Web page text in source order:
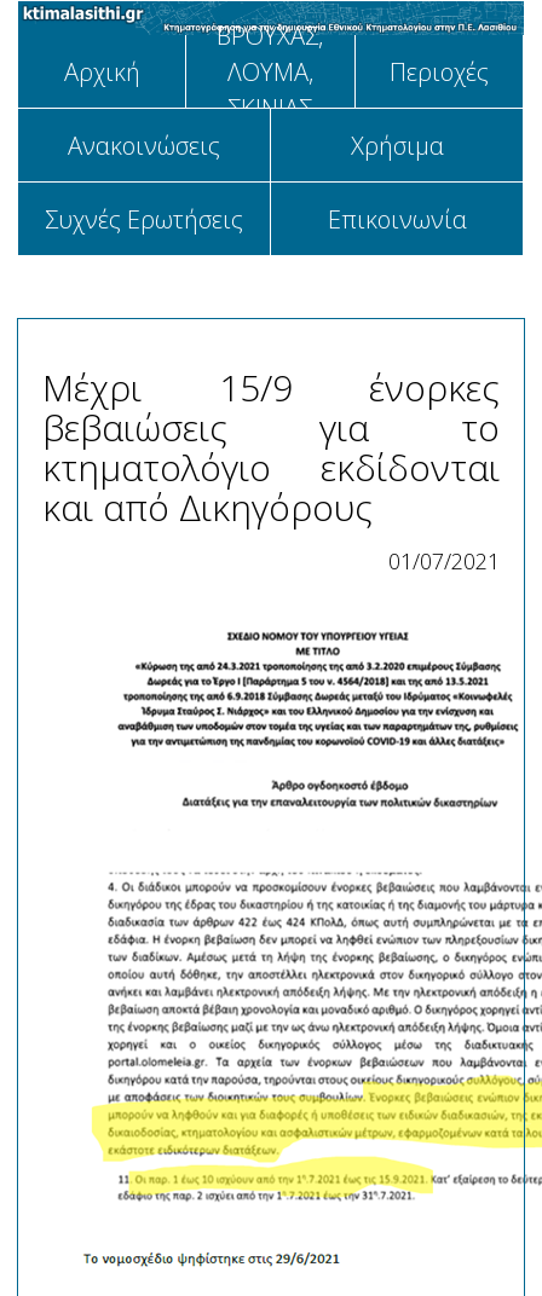
Αρχική
ΒΡΟΥΧΑΣ,
ΛΟΥΜΑ,
ΣΚΙΝΙΑΣ
Περιοχές
Aνακοινώσεις Χρήσιμα
Συχνές Ερωτήσεις Επικοινωνία
Μέχρι 15/9 ένορκες
βεβαιώσεις για το
κτηματολόγιο εκδίδονται
και από Δικηγόρους
01/07/2021